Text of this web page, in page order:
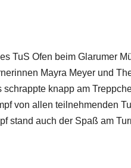
TuS Ofen beim Glarumer
Mayra Meyer und
knapp am
von allen teilnehmenden
stand auch der Spaß am